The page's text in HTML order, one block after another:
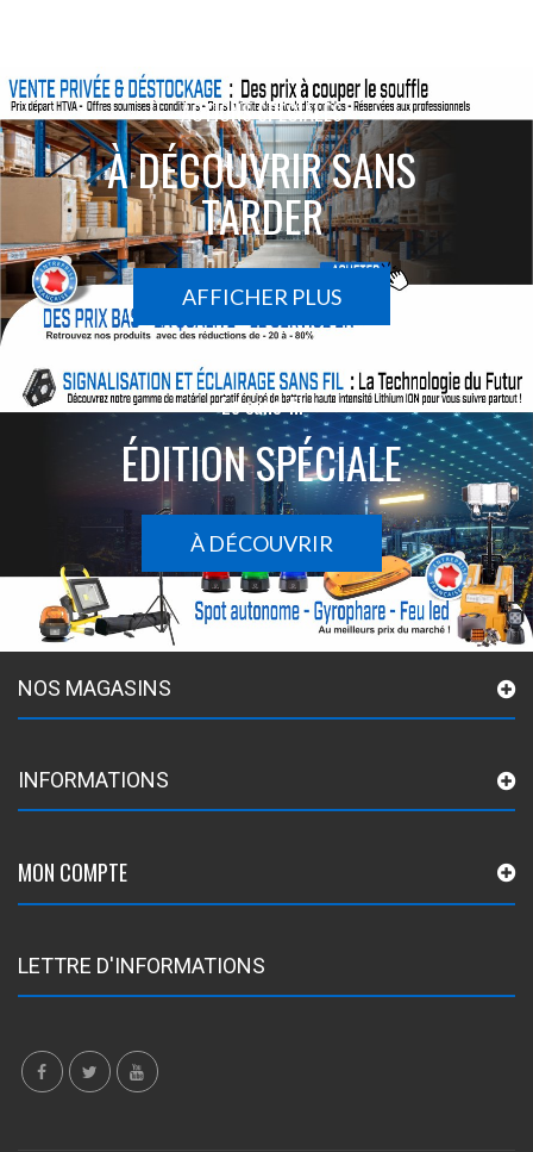
ACTIONS SPÉCIALES
À DÉCOUVRIR SANS
TARDER
AFFICHER PLUS
Le sans-fil
ÉDITION SPÉCIALE
À DÉCOUVRIR
NOS MAGASINS
INFORMATIONS
MON COMPTE
LETTRE D'INFORMATIONS